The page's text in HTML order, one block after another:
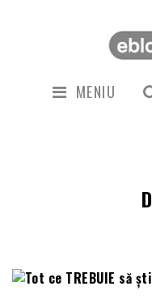
MENIU